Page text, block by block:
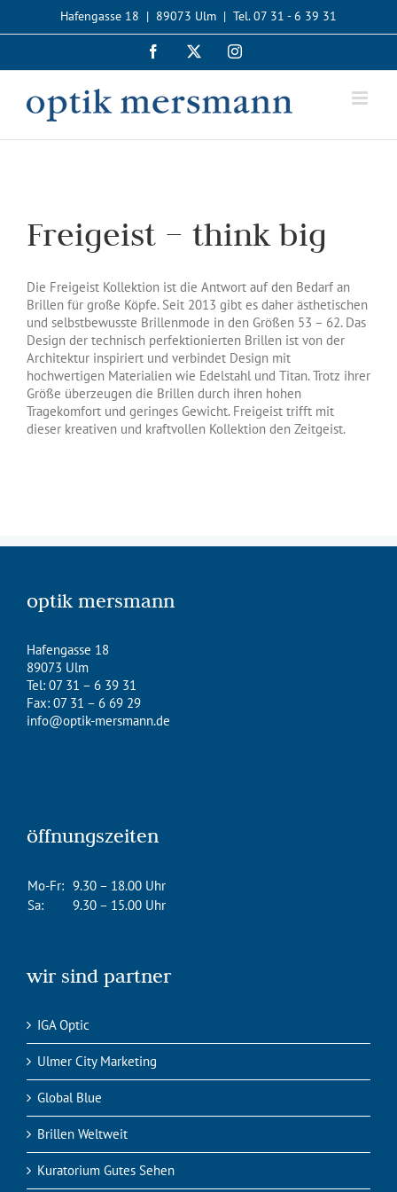
Hafengasse 18 | 89073 Ulm | Tel. 07 31 - 6 39 31
Facebook Instagram
Freigeist – think big
Die Freigeist Kollektion ist die Antwort auf den Bedarf an
Brillen für große Köpfe. Seit 2013 gibt es daher ästhetischen
und selbstbewusste Brillenmode in den Größen 53 – 62. Das
Design der technisch perfektionierten Brillen ist von der
Architektur inspiriert und verbindet Design mit
hochwertigen Materialien wie Edelstahl und Titan. Trotz ihrer
Größe überzeugen die Brillen durch ihren hohen
Tragekomfort und geringes Gewicht. Freigeist trifft mit
dieser kreativen und kraftvollen Kollektion den Zeitgeist.
optik mersmann
Hafengasse 18
89073 Ulm
Tel: 07 31 – 6 39 31
Fax: 07 31 – 6 69 29
info@optik-mersmann.de
öffnungszeiten
Mo-Fr: 9.30 – 18.00 Uhr
Sa:
9.30 – 15.00 Uhr
wir sind partner
IGA Optic
Ulmer City Marketing
Global Blue
Brillen Weltweit
Kuratorium Gutes Sehen